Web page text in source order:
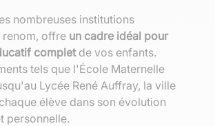
nombreuses institutions
renom, offre un cadre idéal pour
completde vos enfants.
tels que l'École Maternelle
Lycée René Auffray, la ville
élève dans son évolution
personnelle.